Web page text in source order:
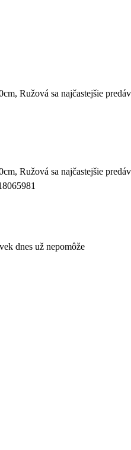
Ružová sa najčastejšie
Ružová sa najčastejšie
dnes už nepomôže